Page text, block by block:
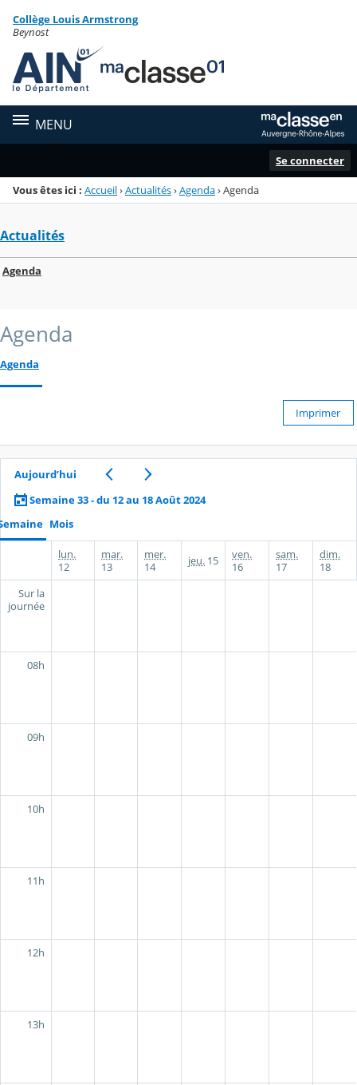
Menu de la rubrique
Contenu
Collège Louis Armstrong
Beynost
MENU
Se connecter
Vous êtes ici : Accueil›Actualités›Agenda›Agenda
Actualités
Agenda
Agenda
Agenda
Imprimer
Aujourd’hui
Semaine 33 - du 12 au 18 Août 2024
Mois
lun.
12
mar.
13
mer.
14
jeu. 15
ven.
16
sam.
17
dim.
18
Sur la
journée
08h
09h
10h
11h
12h
13h